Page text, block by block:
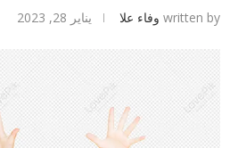
written by وفاء علا يناير 28, 2023